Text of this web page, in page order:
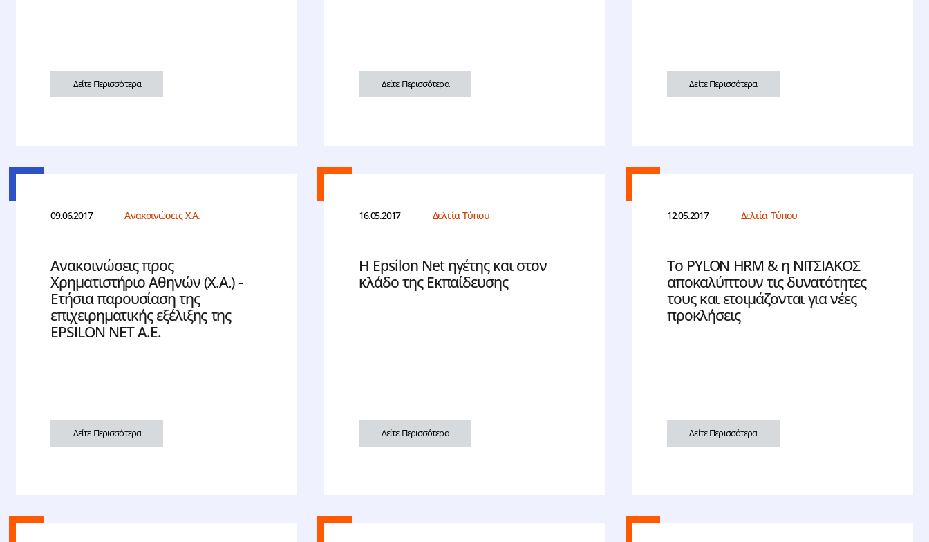
Δείτε Περισσότερα Δείτε Περισσότερα Δείτε Περισσότερα
09.06.2017 Ανακοινώσεις Χ.Α.
Ανακοινώσεις προς
Χρηματιστήριο Αθηνών (Χ.Α.) -
Ετήσια παρουσίαση της
επιχειρηματικής εξέλιξης της
EPSILON NET Α.Ε.
Δείτε Περισσότερα
16.05.2017 Δελτία Τύπου
Η Epsilon Net ηγέτης και στον
κλάδο της Εκπαίδευσης
Δείτε Περισσότερα
12.05.2017 Δελτία Τύπου
Το PYLON HRM & η ΝΙΤΣΙΑΚΟΣ
αποκαλύπτουν τις δυνατότητες
τους και ετοιμάζονται για νέες
προκλήσεις
Δείτε Περισσότερα